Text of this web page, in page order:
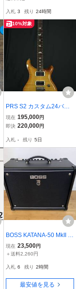
入札 3 残り 24時間
10%対象
PRS S2 カスタム24バイ
オリンアンバー 2015年製
中古品
現在 195,000円
即決 220,000円
入札 - 残り 5日
BOSS KATANA-50 MkII E
X 美品 元箱・付属品完備
動作確認済 ギターアンプ
現在 23,500円
＋送料2,260円
入札 6 残り 2時間
最安値を見る